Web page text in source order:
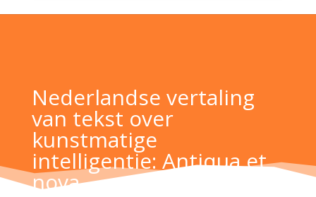
Nederlandse vertaling
van tekst over
kunstmatige
intelligentie: Antiqua et
nova